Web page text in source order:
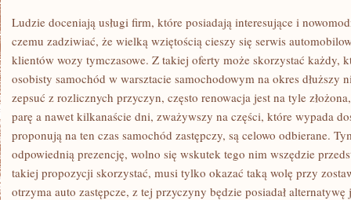
Ludzie doceniają usługi firm, które posiadają interesujące i
czemu zadziwiać, że wielką wziętością cieszy się serwis
klientów wozy tymczasowe. Z takiej oferty może skorzystać każdy,
osobisty samochód w warsztacie samochodowym na okres dłuższy
zepsuć z rozlicznych przyczyn, często renowacja jest na tyle
parę a nawet kilkanaście dni, zważywszy na części, które wypada
proponują na ten czas samochód zastępczy, są celowo odbierane.
odpowiednią prezencję, wolno się wskutek tego nim wszędzie
takiej propozycji skorzystać, musi tylko okazać taką wolę przy
otrzyma auto zastępcze, z tej przyczyny będzie posiadał